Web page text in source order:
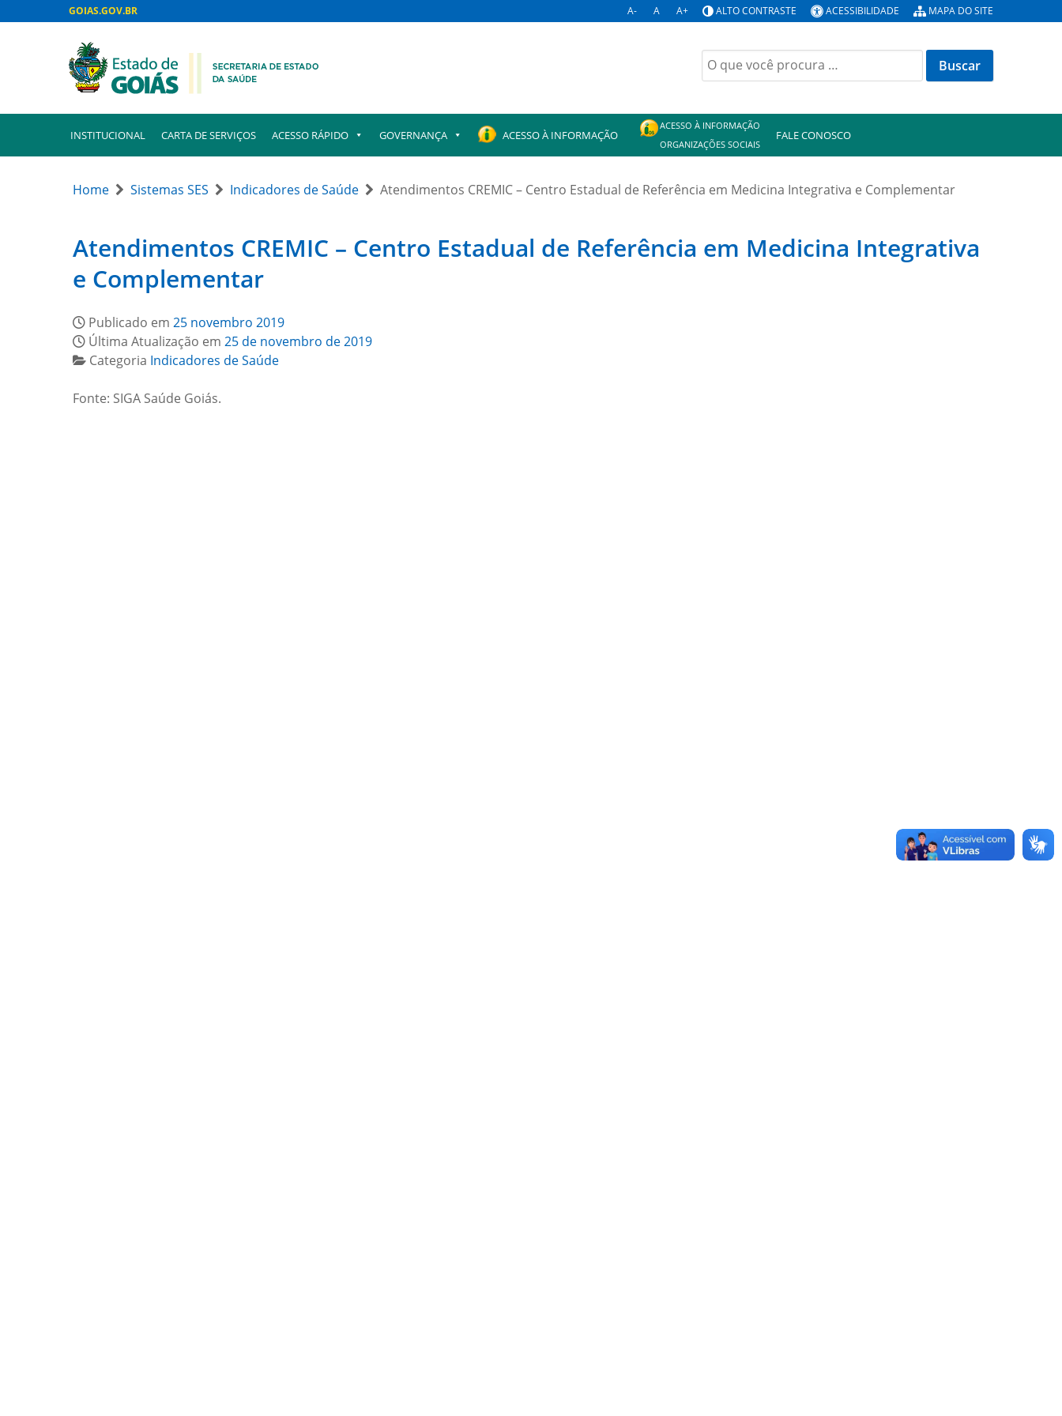
GOIAS.GOV.BR A- A A+ ALTO CONTRASTE ACESSIBILIDADE MAPA DO SITE
Buscar
por:
INSTITUCIONAL CARTA DE SERVIÇOS ACESSO RÁPIDO GOVERNANÇA ACESSO À INFORMAÇÃO
ACESSO À INFORMAÇÃO
ORGANIZAÇÕES SOCIAIS
FALE CONOSCO
Home Sistemas SES Indicadores de Saúde Atendimentos CREMIC – Centro Estadual de Referência em Medicina Integrativa e Complementar
Atendimentos CREMIC – Centro Estadual de Referência em Medicina Integrativa
e Complementar
Publicado em 25 novembro 2019
Última Atualização em 25 de novembro de 2019
Categoria Indicadores de Saúde
Fonte: SIGA Saúde Goiás.